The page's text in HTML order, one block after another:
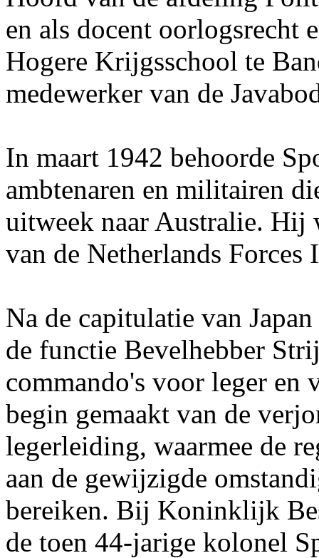
en als docent oorlogsrecht
Hogere Krijgsschool te
medewerker van de
In maart 1942 behoorde
ambtenaren en militairen
uitweek naar Australie. Hij
van de Netherlands
Na de capitulatie van
de functie Bevelhebber
commando's voor leger en
begin gemaakt van de
legerleiding, waarmee de
aan de gewijzigde
bereiken. Bij Koninklijk
de toen 44-jarige kolonel